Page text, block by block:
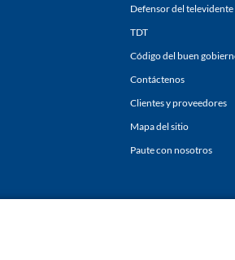
Defensor del televidente
TDT
Código del buen
Contáctenos
Clientes y proveedores
Mapa del sitio
Paute con nosotros